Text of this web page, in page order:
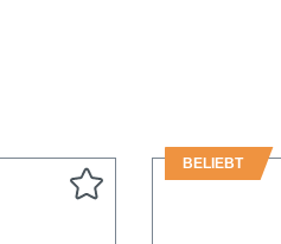
BELIEBT